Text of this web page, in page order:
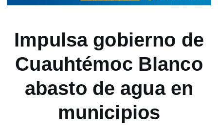
Impulsa gobierno de
Cuauhtémoc Blanco
abasto de agua en
municipios